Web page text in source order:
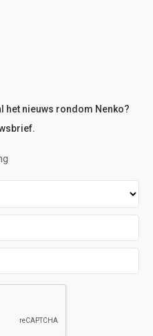
het nieuws rondom Nenko?